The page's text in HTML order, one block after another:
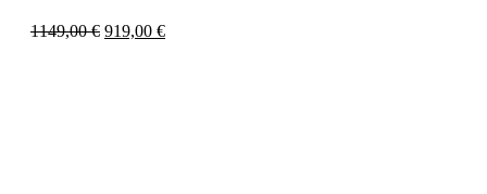
1149,00€ 919,00 €